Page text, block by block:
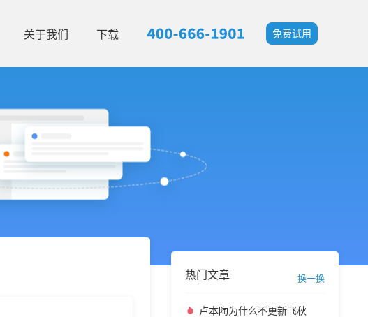
关于我们 下载 免费试用
热门文章 换一换
卢本陶为什么不更新飞秋